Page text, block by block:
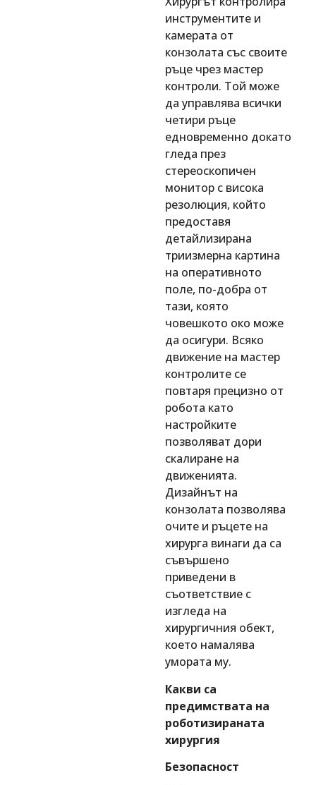
инструментите и
камерата от
конзолата със своите
ръце чрез мастер
контроли. Той може
да управлява всички
четири ръце
едновременно докато
гледа през
стереоскопичен
монитор с висока
резолюция, който
предоставя
детайлизирана
триизмерна картина
на оперативното
поле, по-добра от
тази, която
човешкото око може
да осигури. Всяко
движение на мастер
контролите се
повтаря прецизно от
робота като
настройките
позволяват дори
скалиране на
движенията.
Дизайнът на
конзолата позволява
очите и ръцете на
хирурга винаги да са
съвършено
приведени в
съответствие с
изгледа на
хирургичния обект,
което намалява
умората му.
Какви са
предимствата на
роботизираната
хирургия
Безопасност